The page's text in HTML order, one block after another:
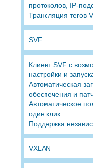
протоколов, IP-
Трансляция тегов
SVF
Клиент SVF с
настройки и
Автоматическая
обеспечения и
Автоматическое
один клик.
Поддержка
VXLAN